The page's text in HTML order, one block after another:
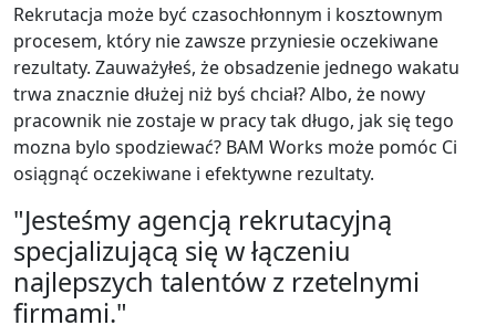
Rekrutacja może być czasochłonnym i kosztownym
procesem, który nie zawsze przyniesie oczekiwane
rezultaty. Zauważyłeś, że obsadzenie jednego wakatu
trwa znacznie dłużej niż byś chciał? Albo, że nowy
pracownik nie zostaje w pracy tak długo, jak się tego
mozna bylo spodziewać? BAM Works może pomóc Ci
osiągnąć oczekiwane i efektywne rezultaty.
"Jesteśmy agencją rekrutacyjną
specjalizującą się w łączeniu
najlepszych talentów z rzetelnymi
firmami."